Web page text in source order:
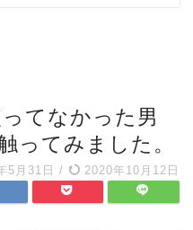
てなかった男
てみました。
5月31日 / 2020年10月12日